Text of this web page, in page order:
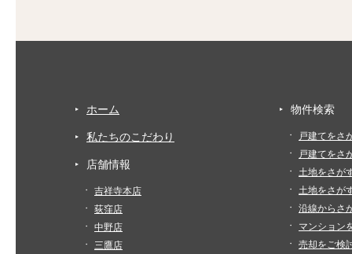
ホーム
私たちのこだわり
店舗情報
吉祥寺本店
荻窪店
中野店
三鷹店
物件検索
戸建てをさ
戸建てをさ
土地をさが
土地をさが
沿線からさ
マンション
売却をご検